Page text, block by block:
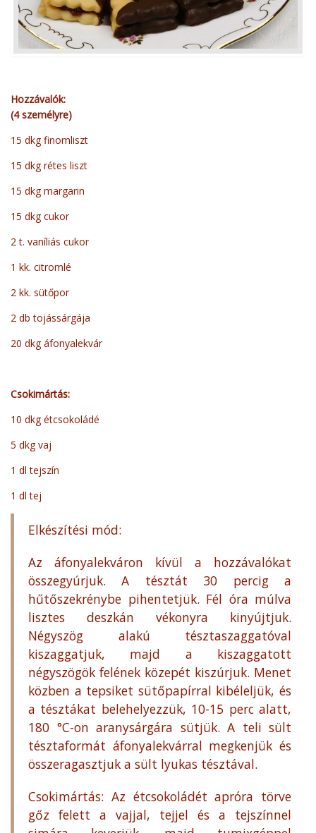
Hozzávalók:
(4 személyre)
15 dkg finomliszt
15 dkg rétes liszt
15 dkg margarin
15 dkg cukor
2 t. vaníliás cukor
1 kk. citromlé
2 kk. sütőpor
2 db tojássárgája
20 dkg áfonyalekvár
Csokimártás:
10 dkg étcsokoládé
5 dkg vaj
1 dl tejszín
1 dl tej
Elkészítési mód:
Az áfonyalekváron kívül a hozzávalókat
összegyúrjuk. A tésztát 30 percig a
hűtőszekrénybe pihentetjük. Fél óra múlva
lisztes deszkán vékonyra kinyújtjuk.
Négyszög alakú tésztaszaggatóval
kiszaggatjuk, majd a kiszaggatott
négyszögök felének közepét kiszúrjuk. Menet
közben a tepsiket sütőpapírral kibéleljük, és
a tésztákat belehelyezzük, 10-15 perc alatt,
180 °C-on aranysárgára sütjük. A teli sült
tésztaformát áfonyalekvárral megkenjük és
összeragasztjuk a sült lyukas tésztával.
Csokimártás: Az étcsokoládét apróra törve
gőz felett a vajjal, tejjel és a tejszínnel